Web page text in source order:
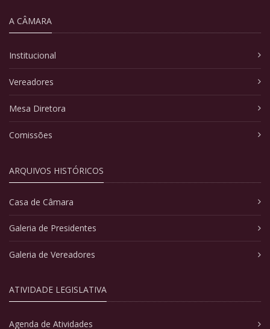
A CÂMARA
Institucional
Vereadores
Mesa Diretora
Comissões
ARQUIVOS HISTÓRICOS
Casa de Câmara
Galeria de Presidentes
Galeria de Vereadores
ATIVIDADE LEGISLATIVA
Agenda de Atividades